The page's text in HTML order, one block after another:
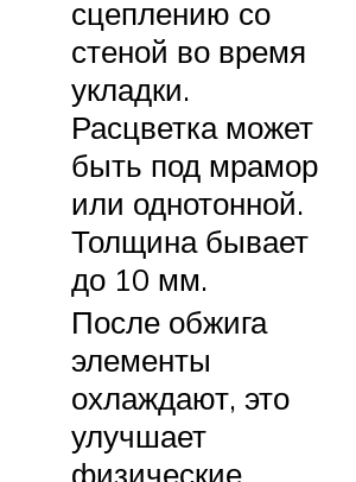
сцеплению со
стеной во время
укладки.
Расцветка может
быть под мрамор
или однотонной.
Толщина бывает
до 10 мм.
После обжига
элементы
охлаждают, это
улучшает
физические